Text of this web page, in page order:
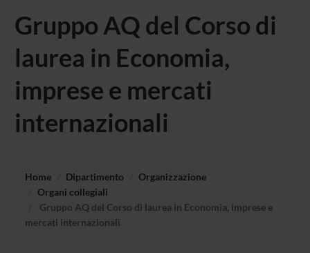
Gruppo AQ del Corso di
laurea in Economia,
imprese e mercati
internazionali
Home Dipartimento
Organizzazione
Organi collegiali
Gruppo AQ del Corso di laurea in Economia, imprese e
mercati internazionali